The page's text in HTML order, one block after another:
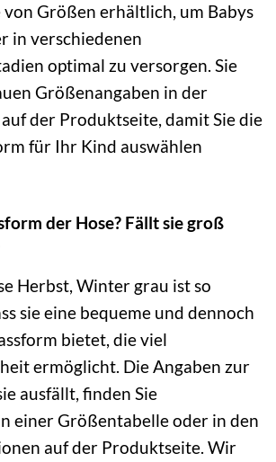
Größen erhältlich, um Babys
in verschiedenen
optimal zu versorgen. Sie
Größenangaben in der
der Produktseite, damit Sie die
für Ihr Kind auswählen
der Hose? Fällt sie groß
Herbst, Winter grau ist so
sie eine bequeme und dennoch
bietet, die viel
ermöglicht. Die Angaben zur
ausfällt, finden Sie
einer Größentabelle oder in den
auf der Produktseite. Wir